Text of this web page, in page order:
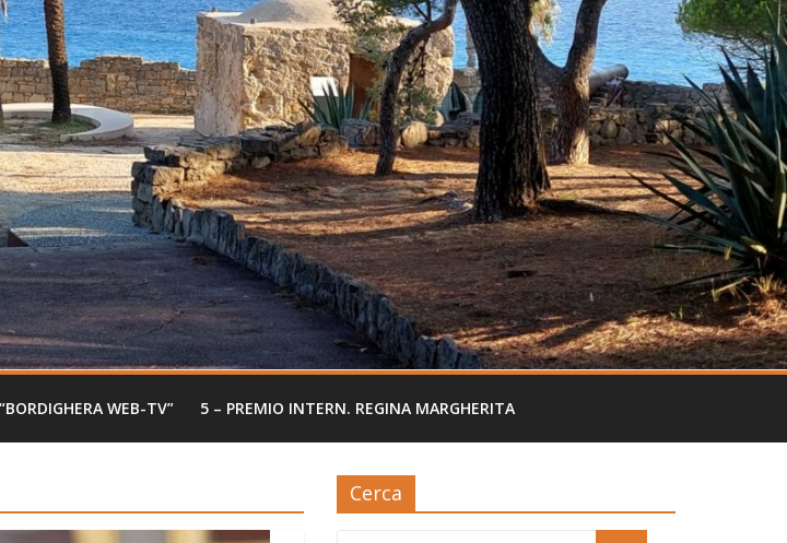
WEB-TV” 5 – PREMIO INTERN. REGINA MARGHERITA
Cerca